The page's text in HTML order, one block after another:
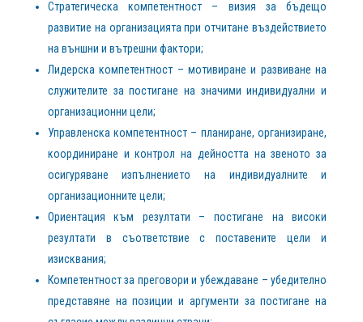
Стратегическа компетентност – визия за бъдещо
развитие на организацията при отчитане въздействието
на външни и вътрешни фактори;
Лидерска компетентност – мотивиране и развиване на
служителите за постигане на значими индивидуални и
организационни цели;
Управленска компетентност – планиране, организиране,
координиране и контрол на дейността на звеното за
осигуряване изпълнението на индивидуалните и
организационните цели;
Ориентация към резултати – постигане на високи
резултати в съответствие с поставените цели и
изисквания;
Компетентност за преговори и убеждаване – убедително
представяне на позиции и аргументи за постигане на